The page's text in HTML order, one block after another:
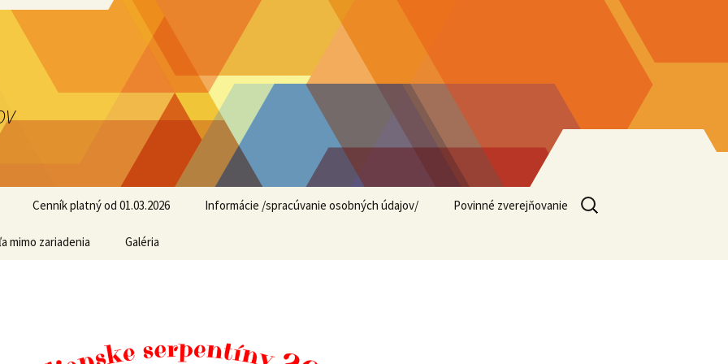
Cenník platný od 01.03.2026 Informácie /spracúvanie osobných údajov/ Povinné zverejňovanie
mimo zariadenia Galéria
Hľadať: